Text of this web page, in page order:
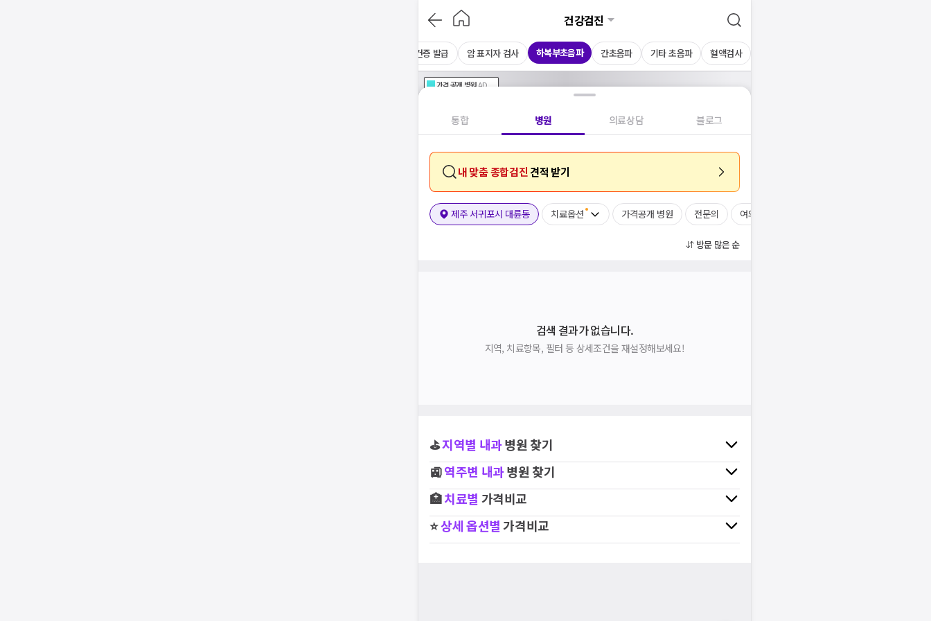
건강검진
보건증 발급 암 표지자 검사 하복부초음파 간초음파 기타 초음파 혈액검사
가격공개 병원AD
통합 병원 의료상담 블로그
내 맞춤 종합검진 견적 받기
제주 서귀포시 대륜동 치료옵션 가격공개 병원 전문의 여의사
방문 많은 순
검색 결과가 없습니다.
지역, 치료항목, 필터 등 상세조건을 재설정해보세요!
⛳지역별 내과병원 찾기
🚉역주변 내과병원 찾기
🏥치료별 가격비교
⭐상세 옵션별가격비교